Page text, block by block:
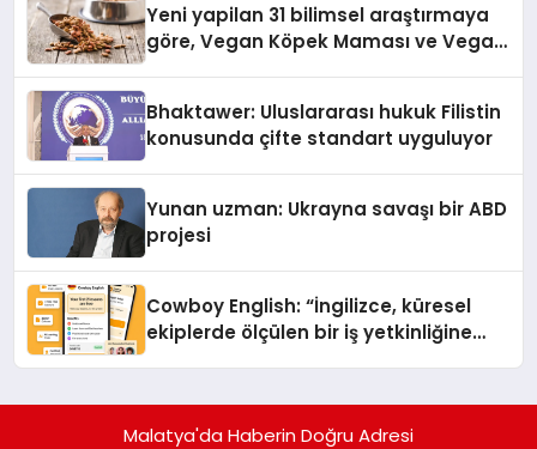
Yeni yapilan 31 bilimsel araştırmaya
göre, Vegan Köpek Maması ve Vegan
Bhaktawer: Uluslararası hukuk Filistin
konusunda çifte standart uyguluyor
Yunan uzman: Ukrayna savaşı bir ABD
projesi
Cowboy English: “İngilizce, küresel
ekiplerde ölçülen bir iş yetkinliğine
Malatya'da Haberin Doğru Adresi